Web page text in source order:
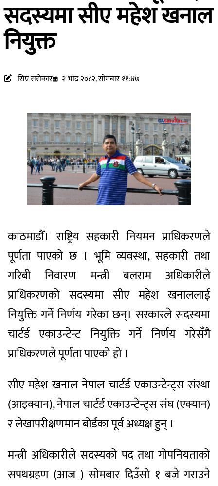
सदस्यमा सीए महेश खनाल
नियुक्त
सिए सरोकार २ भाद्र २०८२, सोमबार ११:४७
काठमाडौँ। राष्ट्रिय सहकारी नियमन प्राधिकरणले
पूर्णता पाएको छ । भूमि व्यवस्था, सहकारी तथा
गरिबी निवारण मन्त्री बलराम अधिकारीले
प्राधिकरणको सदस्यमा सीए महेश खनाललाई
नियुक्ति गर्ने निर्णय गरेका छन्। सरकारले सदस्यमा
चार्टर्ड एकाउन्टेन्ट नियुक्ति गर्ने निर्णय गरेसँगै
प्राधिकरणले पूर्णता पाएको हो ।
सीए महेश खनाल नेपाल चार्टर्ड एकाउन्टेन्ट्स संस्था
(आइक्यान), नेपाल चार्टर्ड एकाउन्टेन्ट्स संघ (एक्यान)
र लेखापरीक्षणमान बोर्डका पूर्व अध्यक्ष हुन् ।
मन्त्री अधिकारीले सदस्यको पद तथा गोपनियताको
सपथग्रहण (आज ) सोमबार दिउँसो १ बजे गराउने